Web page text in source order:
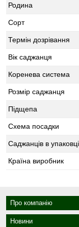
Родина
Сорт
Термін дозрівання
Вік саджанця
Коренева система
Розмір саджанця
Підщепа
Схема посадки
Саджанців в упаковці
Країна виробник
Про компанію
Новини